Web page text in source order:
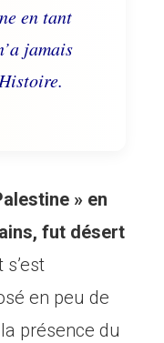
en tant
jamais
» en
fut désert
s’est
en peu de
présence du